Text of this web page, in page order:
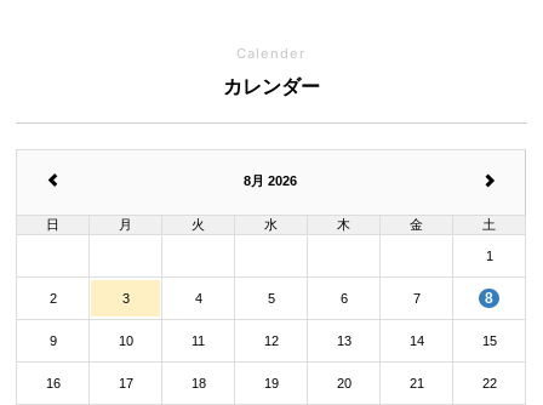
Calender
カレンダー
8月 2026
日 月 火 水 木 金 土
1
2 3 4 5 6 7 8
9 10 11 12 13 14 15
16 17 18 19 20 21 22